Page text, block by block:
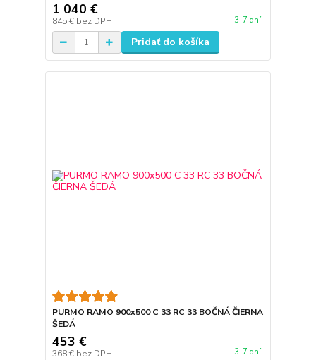
1 040 €
845 € bez DPH 3-7 dní
Pridať do košíka
PURMO RAMO 900x500 C 33 RC 33 BOČNÁ ČIERNA
ŠEDÁ
453 €
368 € bez DPH 3-7 dní